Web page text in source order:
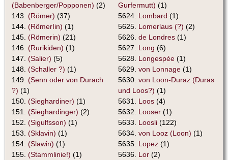
(Babenberger/Popponen) (2)
143. (Römer) (37)
144. (RömerIin) (1)
145. (Römerin) (21)
146. (Rurikiden) (1)
147. (Salier) (5)
148. (Schaller ?) (1)
149. (Senn oder von Durach
?) (1)
150. (Sieghardiner) (1)
151. (Sieghardinger) (2)
152. (Sigulfsson) (1)
153. (Sklavin) (1)
154. (Slawin) (1)
155. (Stammlinie!) (1)
Gurfermutt) (1)
5624. Lombard (1)
5625. Lomerlaus (?) (2)
5626. de Londres (1)
5627. Long (6)
5628. Longespée (1)
5629. von Lonnage (1)
5630. von Loon-Duraz (Duras
und Loos?) (1)
5631. Loos (4)
5632. Looser (1)
5633. Loosli (122)
5634. von Looz (Loon) (1)
5635. Lopez (1)
5636. Lor (2)